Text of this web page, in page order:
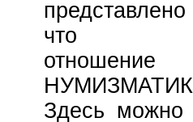
представлено
что
Здесь можно